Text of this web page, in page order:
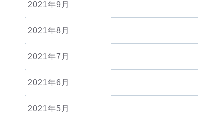
2021年9月
2021年8月
2021年7月
2021年6月
2021年5月